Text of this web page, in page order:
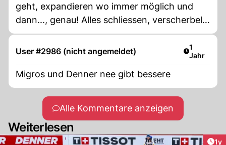
geht, expandieren wo immer möglich und
dann..., genau! Alles schliessen, verscherbeln,
Mitarbeiter auf die Strassen stellen, hunderte
Millionen abschreiben..,, Toll!
User #2986 (nicht angemeldet) Artikel
1
Jahr
Migros und Denner nee gibt bessere
Alle Kommentare anzeigen
Weiterlesen
1y